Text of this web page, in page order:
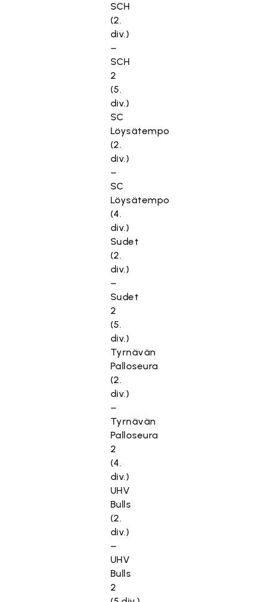
SCH
(2.
div.)
–
SCH
2
(5.
div.)
SC
Löysätempo
(2.
div.)
–
SC
Löysätempo
(4.
div.)
Sudet
(2.
div.)
–
Sudet
2
(5.
div.)
Tyrnävän
Palloseura
(2.
div.)
–
Tyrnävän
Palloseura
2
(4.
div.)
UHV
Bulls
(2.
div.)
–
UHV
Bulls
2